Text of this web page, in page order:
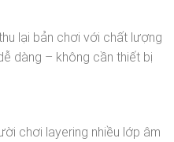
lại bản chơi với chất lượng
dàng – không cần thiết bị
chơi layering nhiều lớp âm